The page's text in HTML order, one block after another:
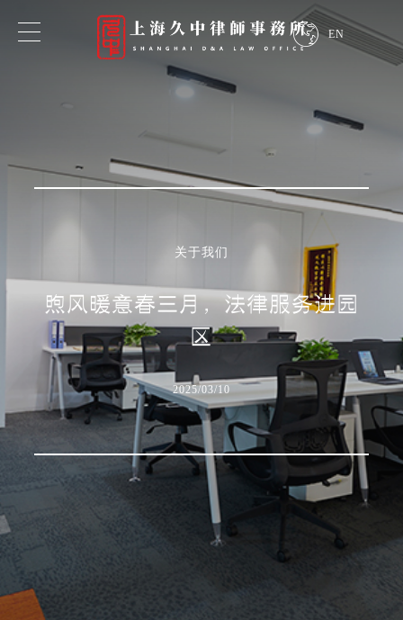
关于我们
煦风暖意春三月，法律服务进园
区
2025/03/10
EN
探索我们的专业知识